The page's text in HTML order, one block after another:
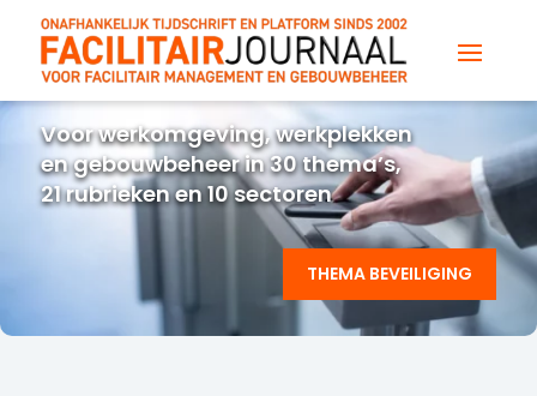
Voor werkomgeving, werkplekken
en gebouwbeheer in 30 thema’s,
21 rubrieken en 10 sectoren
THEMA BEVEILIGING